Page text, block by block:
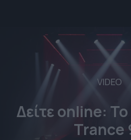
VIDEO
Δείτε online:
Trance